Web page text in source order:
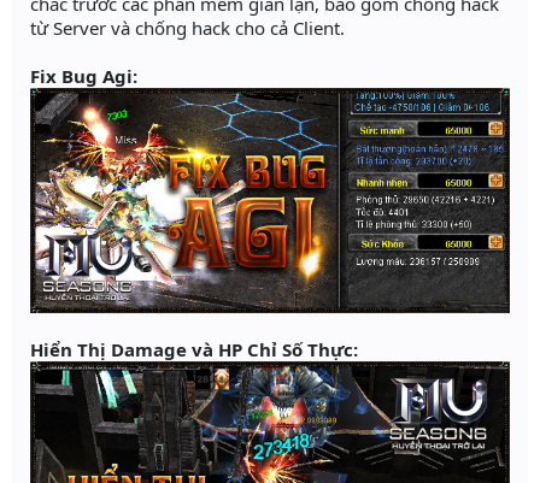
từ Server và chống hack cho cả Client.
Fix Bug Agi:
Hiển Thị Damage và HP Chỉ Số Thực: